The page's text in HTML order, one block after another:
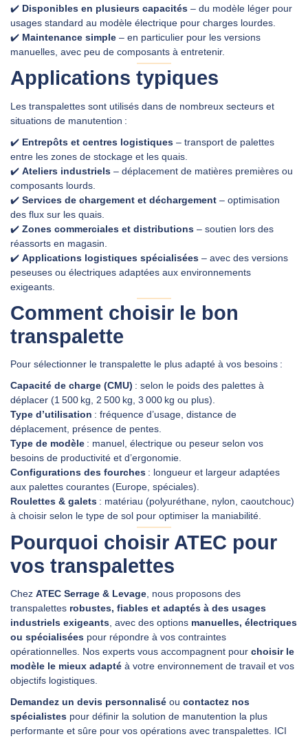
✔️ Disponibles en plusieurs capacités – du modèle léger pour
usages standard au modèle électrique pour charges lourdes.
✔️ Maintenance simple – en particulier pour les versions
manuelles, avec peu de composants à entretenir.
Applications typiques
Les transpalettes sont utilisés dans de nombreux secteurs et
situations de manutention :
✔️ Entrepôts et centres logistiques – transport de palettes
entre les zones de stockage et les quais.
✔️ Ateliers industriels – déplacement de matières premières ou
composants lourds.
✔️ Services de chargement et déchargement – optimisation
des flux sur les quais.
✔️ Zones commerciales et distributions – soutien lors des
réassorts en magasin.
✔️ Applications logistiques spécialisées – avec des versions
peseuses ou électriques adaptées aux environnements
exigeants.
Comment choisir le bon
transpalette
Pour sélectionner le transpalette le plus adapté à vos besoins :
Capacité de charge (CMU) : selon le poids des palettes à
déplacer (1 500 kg, 2 500 kg, 3 000 kg ou plus).
Type d’utilisation : fréquence d’usage, distance de
déplacement, présence de pentes.
Type de modèle : manuel, électrique ou peseur selon vos
besoins de productivité et d’ergonomie.
Configurations des fourches : longueur et largeur adaptées
aux palettes courantes (Europe, spéciales).
Roulettes & galets : matériau (polyuréthane, nylon, caoutchouc)
à choisir selon le type de sol pour optimiser la maniabilité.
Pourquoi choisir ATEC pour
vos transpalettes
Chez ATEC Serrage & Levage , nous proposons des
transpalettes robustes, fiables et adaptés à des usages
industriels exigeants , avec des options manuelles, électriques
ou spécialisées pour répondre à vos contraintes
opérationnelles. Nos experts vous accompagnent pour choisir le
modèle le mieux adapté à votre environnement de travail et vos
objectifs logistiques.
Demandez un devis personnalisé ou contactez nos
spécialistes pour définir la solution de manutention la plus
performante et sûre pour vos opérations avec transpalettes. ICI